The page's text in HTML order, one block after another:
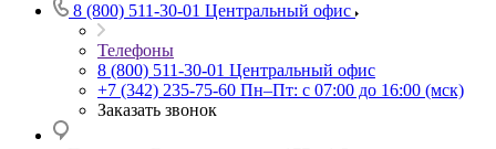
8 (800) 511-30-01 Центральный офис
Телефоны
8 (800) 511-30-01 Центральный офис
+7 (342) 235-75-60 Пн–Пт: с 07:00 до 16:00 (мск)
Заказать звонок